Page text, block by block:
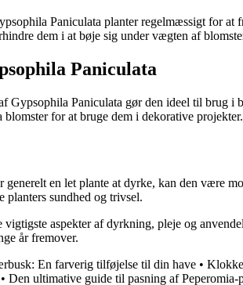
Paniculata planter regelmæssigt for
dem i at bøje sig under vægten af
Paniculata
Gypsophila Paniculata gør den ideel til brug i
for at bruge dem i dekorative projekter.
generelt en let plante at dyrke, kan den være
planters sundhed og trivsel.
aspekter af dyrkning, pleje og
år fremover.
En farverig tilføjelse til din have •
• Den ultimative guide til pasning af Peperomia-